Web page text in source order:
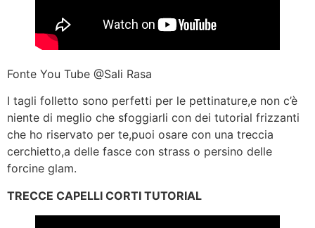
Fonte You Tube @Sali Rasa
I tagli folletto sono perfetti per le pettinature,e non c’è
niente di meglio che sfoggiarli con dei tutorial frizzanti
che ho riservato per te,puoi osare con una treccia
cerchietto,a delle fasce con strass o persino delle
forcine glam.
TRECCE CAPELLI CORTI TUTORIAL